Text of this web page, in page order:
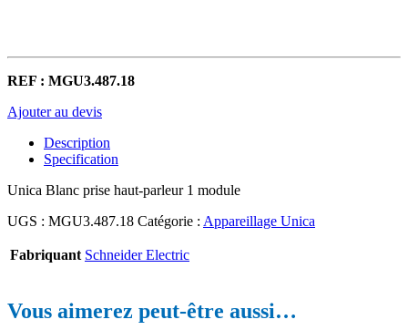
REF : MGU3.487.18
Ajouter au devis
Description
Specification
Unica Blanc prise haut-parleur 1 module
UGS : MGU3.487.18 Catégorie : Appareillage Unica
Fabriquant Schneider Electric
Vous aimerez peut-être aussi…